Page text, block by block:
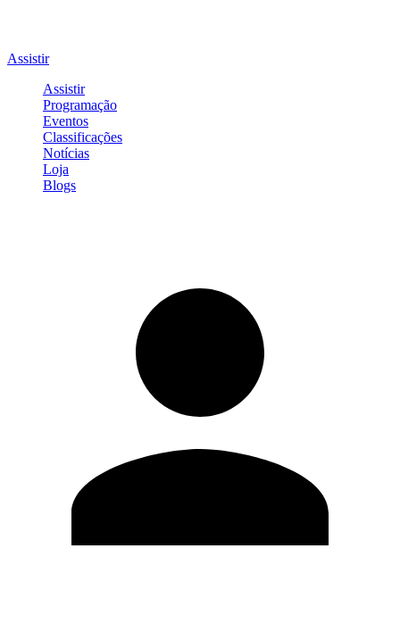
Assistir
Assistir
Programação
Eventos
Classificações
Notícias
Loja
Blogs